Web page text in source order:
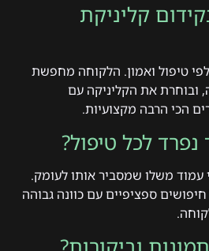
קליניקת
טיפול ואמון. הלקוחה מחפשת
ובוחרת את הקליניקה עם
הכי הרבה מקצועיות.
לכל טיפול?
עמוד משלו שמסביר אותו לעומק.
ספציפיים עם כוונה גבוהה